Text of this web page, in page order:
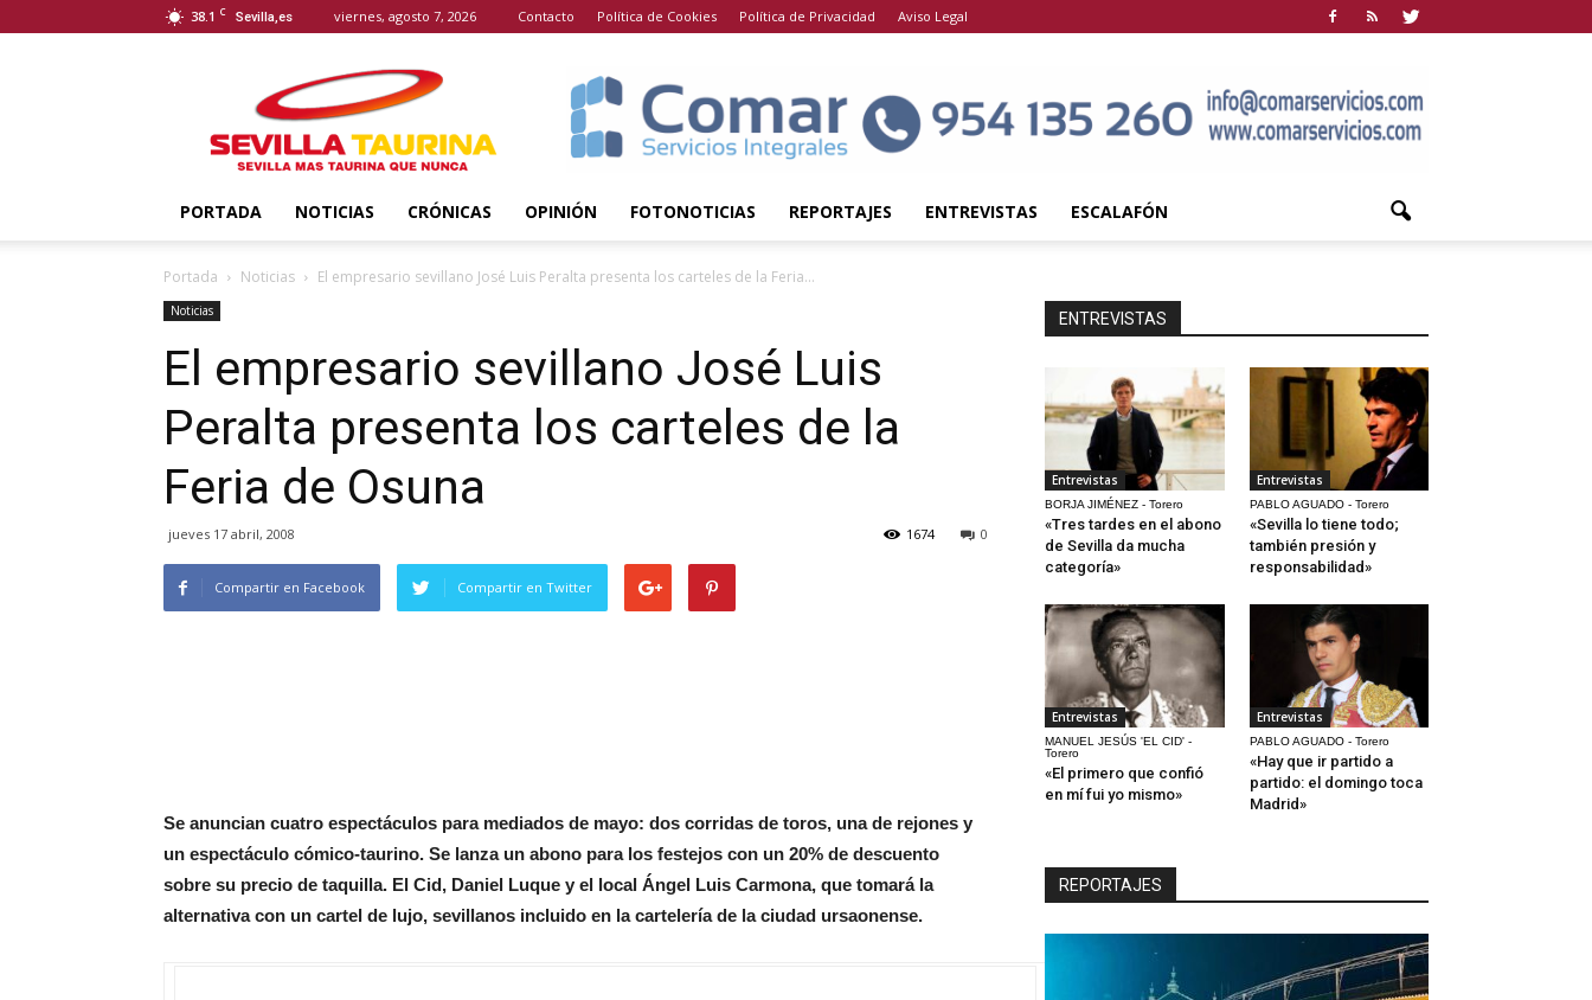
38.1 C Sevilla,es viernes, agosto 7, 2026 Contacto Política de Cookies Política de Privacidad Aviso Legal
Taurina
PORTADA NOTICIAS CRÓNICAS OPINIÓN FOTONOTICIAS REPORTAJES ENTREVISTAS ESCALAFÓN
Portada Noticias El empresario sevillano José Luis Peralta presenta los carteles de la Feria...
Noticias
El empresario sevillano José Luis
Peralta presenta los carteles de la
Feria de Osuna
jueves 17 abril, 2008 0
1674
Compartir en Facebook Compartir en Twitter
Se anuncian cuatro espectáculos para mediados de mayo: dos corridas de toros, una de rejones y
un espectáculo cómico-taurino. Se lanza un abono para los festejos con un 20% de descuento
sobre su precio de taquilla. El Cid, Daniel Luque y el local Ángel Luis Carmona, que tomará la
alternativa con un cartel de lujo, sevillanos incluido en la cartelería de la ciudad ursaonense.
ENTREVISTAS
Entrevistas
BORJA JIMÉNEZ - Torero
«Tres tardes en el abono
de Sevilla da mucha
categoría»
Entrevistas
PABLO AGUADO - Torero
«Sevilla lo tiene todo;
también presión y
responsabilidad»
Entrevistas
MANUEL JESÚS 'EL CID' -
Torero
«El primero que confió
en mí fui yo mismo»
Entrevistas
PABLO AGUADO - Torero
«Hay que ir partido a
partido: el domingo toca
Madrid»
REPORTAJES